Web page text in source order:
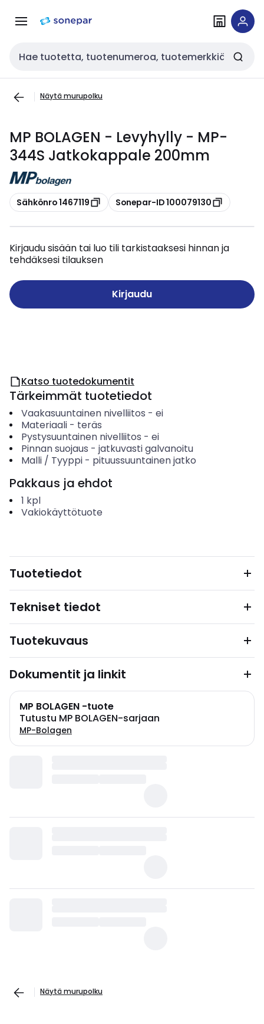
navigointiinsisältöön
Haku
Näytä murupolku
MP BOLAGEN - Levyhylly - MP-
344S Jatkokappale 200mm
Kopioi
Sähkönro 1467119 Kopioi
Sonepar-ID 100079130
Kirjaudu sisään tai luo tili tarkistaaksesi hinnan ja
tehdäksesi tilauksen
Kirjaudu
Katso tuotedokumentit
Tärkeimmät tuotetiedot
Vaakasuuntainen nivelliitos - ei
Materiaali- teräs
Pystysuuntainen nivelliitos - ei
Pinnan suojaus - jatkuvasti galvanoitu
Malli / Tyyppi- pituussuuntainen jatko
Pakkaus ja ehdot
1 kpl
Vakiokäyttötuote
Tuotetiedot
Tekniset tiedot
Tuotekuvaus
Dokumentit ja linkit
MP BOLAGEN -tuote
Tutustu MP BOLAGEN-sarjaan
MP-Bolagen
Näytä murupolku